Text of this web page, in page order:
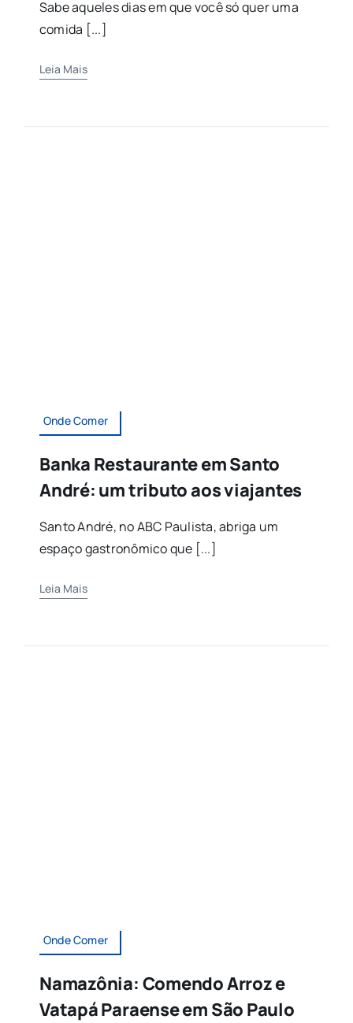
Sabe aqueles dias em que você só quer uma
comida [...]
Leia Mais
Onde Comer
Banka Restaurante em Santo
André: um tributo aos viajantes
Santo André, no ABC Paulista, abriga um
espaço gastronômico que [...]
Leia Mais
Onde Comer
Namazônia: Comendo Arroz e
Vatapá Paraense em São Paulo